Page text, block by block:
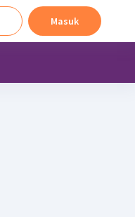
Masuk